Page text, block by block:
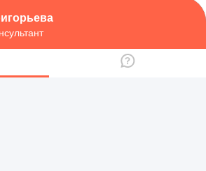
Архангельской области
району
Архангельской области